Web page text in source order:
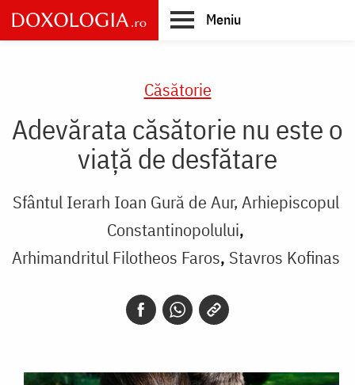
Skip
to
main
Meniu
Căsătorie
Adevărata căsătorie nu este o
viață de desfătare
Sfântul Ierarh Ioan Gură de Aur, Arhiepiscopul
Constantinopolului
Arhimandritul Filotheos Faros Stavros Kofinas